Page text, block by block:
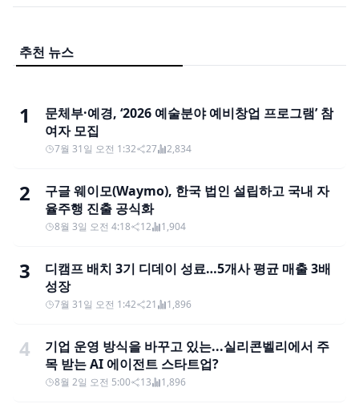
추천 뉴스
1
문체부·예경, ‘2026 예술분야 예비창업 프로그램’ 참
여자 모집
7월 31일 오전 1:32 27 2,834
2
구글 웨이모(Waymo), 한국 법인 설립하고 국내 자
율주행 진출 공식화
8월 3일 오전 4:18 12 1,904
3
디캠프 배치 3기 디데이 성료…5개사 평균 매출 3배
성장
7월 31일 오전 1:42 21 1,896
4
기업 운영 방식을 바꾸고 있는...실리콘벨리에서 주
목 받는 AI 에이전트 스타트업?
8월 2일 오전 5:00 13 1,896